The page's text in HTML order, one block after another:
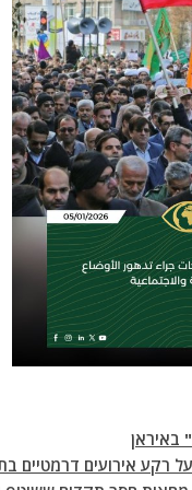
רקע אירועים דרמטיים